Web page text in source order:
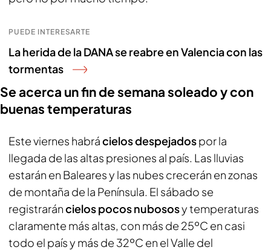
PUEDE INTERESARTE
La herida de la DANA se reabre en Valencia con las
tormentas
Se acerca un fin de semana soleado y con
buenas temperaturas
Este viernes habrácielos despejadospor la
llegada de las altas presiones al país. Las lluvias
estarán en Baleares y las nubes crecerán en zonas
de montaña de la Península. El sábado se
registraráncielos pocos nubososy temperaturas
claramente más altas, con más de 25ºC en casi
todo el país y más de 32ºC en el Valle del